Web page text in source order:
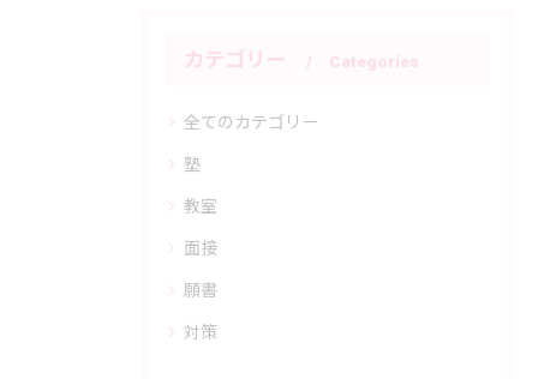
カテゴリー Categories
全てのカテゴリー
塾
教室
面接
願書
対策